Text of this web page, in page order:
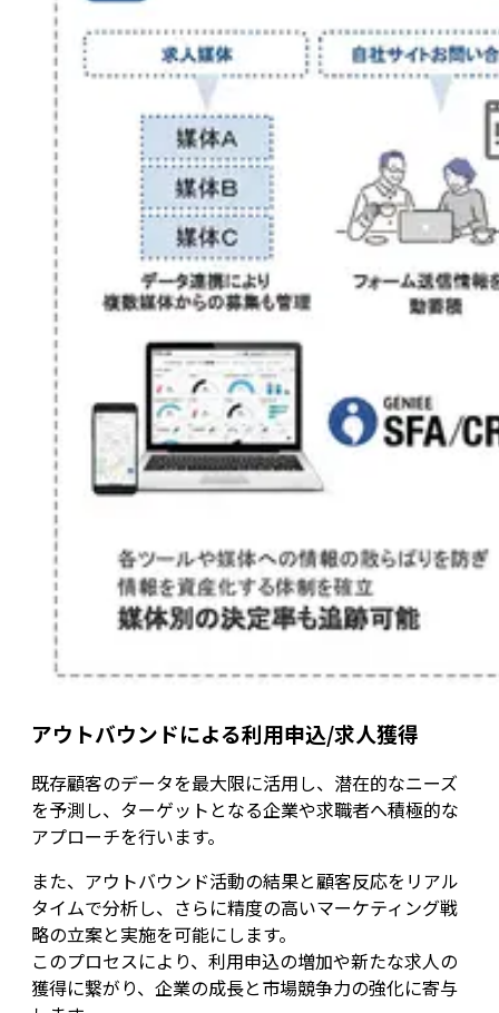
アウトバウンドによる利用申込/求人獲得
既存顧客のデータを最大限に活用し、潜在的なニーズ
を予測し、ターゲットとなる企業や求職者へ積極的な
アプローチを行います。
また、アウトバウンド活動の結果と顧客反応をリアル
タイムで分析し、さらに精度の高いマーケティング戦
略の立案と実施を可能にします。
このプロセスにより、利用申込の増加や新たな求人の
獲得に繋がり、企業の成長と市場競争力の強化に寄与